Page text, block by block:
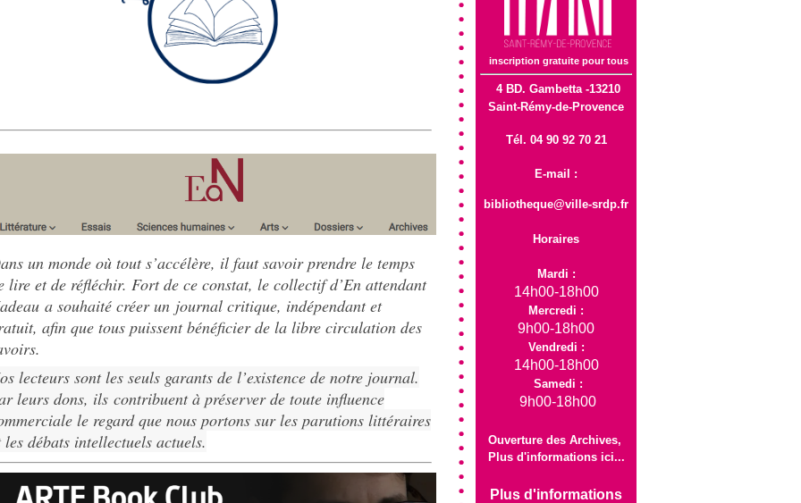
un monde où tout s’accélère, il faut savoir prendre le temps
lire et de réfléchir. Fort de ce constat, le collectif d’En attendant
a souhaité créer un journal critique, indépendant et
afin que tous puissent bénéficier de la libre circulation des
lecteurs sont les seuls garants de l’existence de notre journal.
leurs dons, ils contribuent à préserver de toute influence
le regard que nous portons sur les parutions littéraires
les débats intellectuels actuels.
inscription gratuite pour tous
4 BD. Gambetta -13210
Saint-Rémy-de-Provence
Tél. 04 90 92 70 21
E-mail :
bibliotheque@ville-srdp.fr
Horaires
Mardi :
14h00-18h00
Mercredi :
9h00-18h00
Vendredi :
14h00-18h00
Samedi :
9h00-18h00
Ouverture des Archives,
Plus d'informations ici...
Plus d'informations